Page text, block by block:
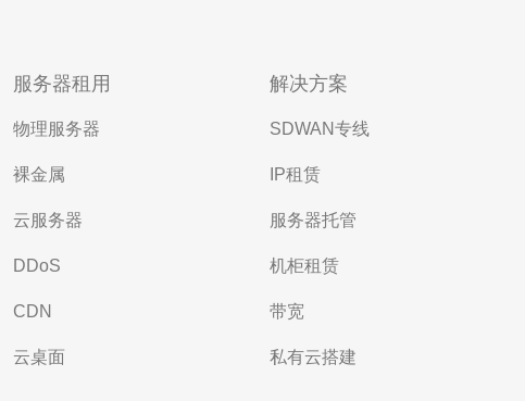
服务器租用
物理服务器
裸金属
云服务器
DDoS
CDN
云桌面
解决方案
SDWAN专线
IP租赁
服务器托管
机柜租赁
带宽
私有云搭建